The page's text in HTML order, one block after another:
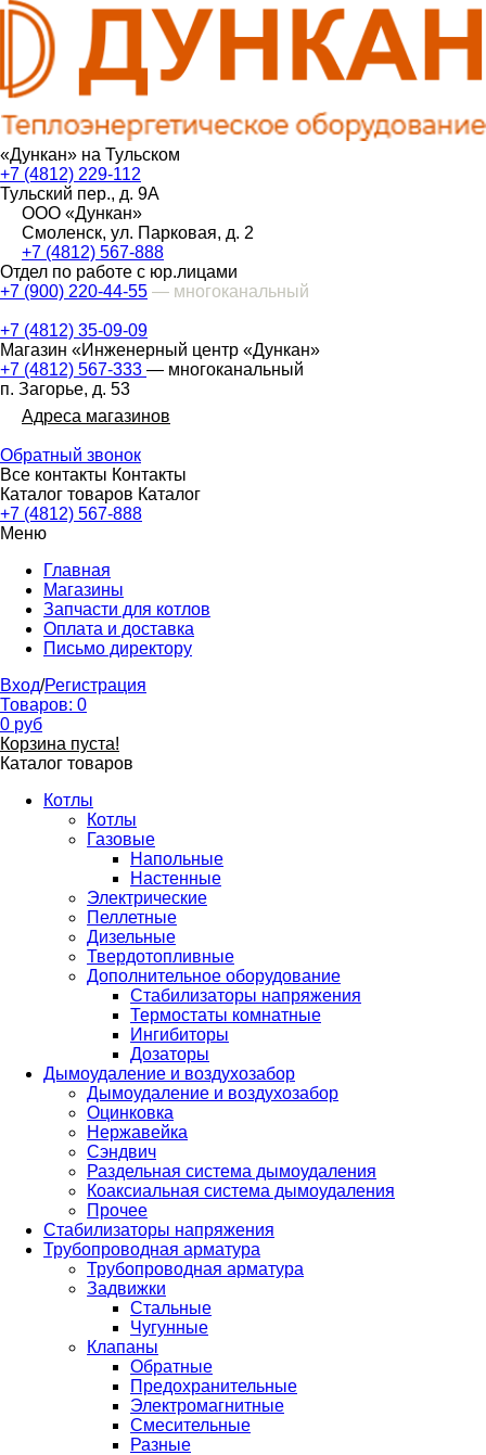
«Дункан» на Тульском
+7 (4812) 229-112
Тульский пер., д. 9А
ООО «Дункан»
Смоленск, ул. Парковая, д. 2
+7 (4812) 567-888
Отдел по работе с юр.лицами
+7 (900) 220-44-55 — многоканальный
+7 (4812) 35-09-09
Магазин «Инженерный центр «Дункан»
+7 (4812) 567-333 — многоканальный
п. Загорье, д. 53
Адреса магазинов
Обратный звонок
Все контакты Контакты
Каталог товаров Каталог
+7 (4812) 567-888
Меню
Главная
Магазины
Запчасти для котлов
Оплата и доставка
Письмо директору
Вход/Регистрация
Товаров: 0
0 руб
Корзина пуста!
Каталог товаров
Котлы
Котлы
Газовые
Напольные
Настенные
Электрические
Пеллетные
Дизельные
Твердотопливные
Дополнительное оборудование
Стабилизаторы напряжения
Термостаты комнатные
Ингибиторы
Дозаторы
Дымоудаление и воздухозабор
Дымоудаление и воздухозабор
Оцинковка
Нержавейка
Сэндвич
Раздельная система дымоудаления
Коаксиальная система дымоудаления
Прочее
Стабилизаторы напряжения
Трубопроводная арматура
Трубопроводная арматура
Задвижки
Стальные
Чугунные
Клапаны
Обратные
Предохранительные
Электромагнитные
Смесительные
Разные